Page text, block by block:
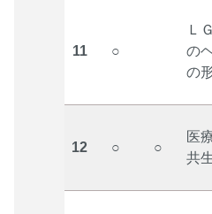
11 ○
Ｌ
の
の
12 ○ ○
医
共